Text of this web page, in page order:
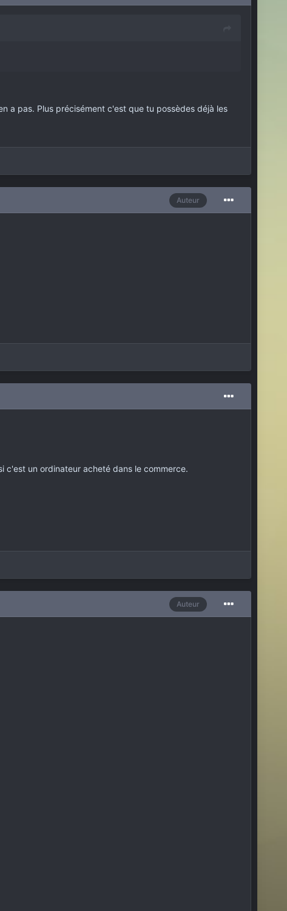
a pas. Plus précisément c'est que tu possèdes déjà les
Auteur
c'est un ordinateur acheté dans le commerce.
Auteur